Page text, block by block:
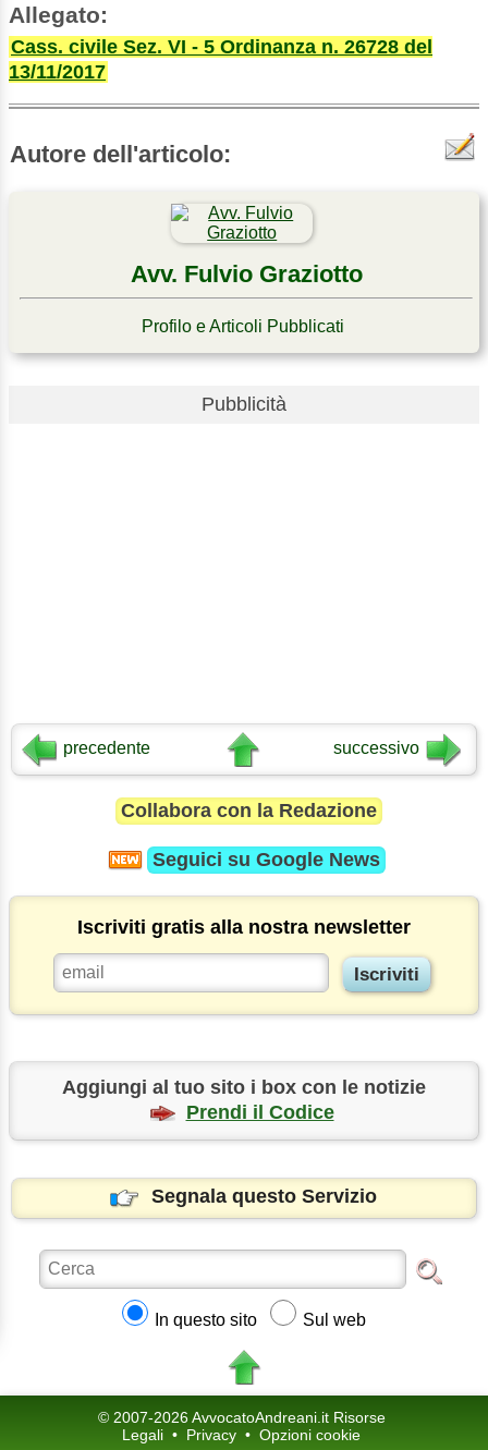
Allegato:
Cass. civile Sez. VI - 5 Ordinanza n. 26728 del
13/11/2017
Autore dell'articolo:
Avv. Fulvio Graziotto
Profilo e Articoli Pubblicati
Pubblicità
precedente successivo
Collabora con la Redazione
Seguici su Google News
Iscriviti gratis alla nostra newsletter
Aggiungi al tuo sito i box con le notizie
Prendi il Codice
Segnala questo Servizio
In questo sito Sul web
© 2007-2026 AvvocatoAndreani.it Risorse
Legali • Privacy • Opzioni cookie